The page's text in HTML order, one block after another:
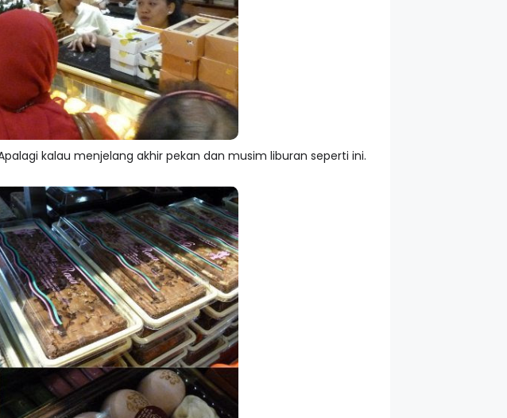
kalau menjelang akhir pekan dan musim liburan seperti ini.